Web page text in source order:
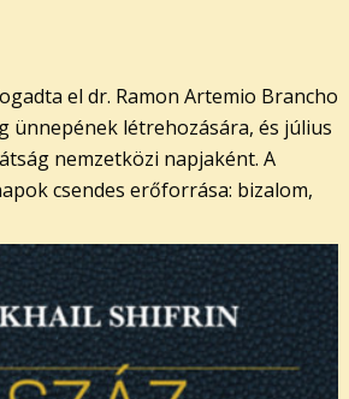
el dr. Ramon Artemio Brancho
ünnepének létrehozására, és július
nemzetközi napjaként. A
csendes erőforrása: bizalom,